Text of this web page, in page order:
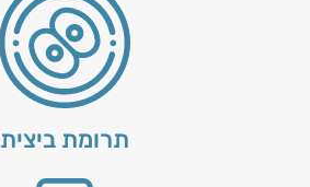
תרומת ביצית